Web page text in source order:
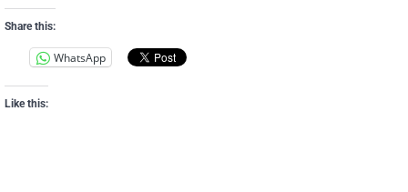
Share this:
WhatsApp
Like this: